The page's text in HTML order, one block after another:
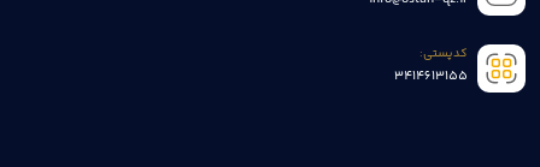
کدپستی:
3414613155